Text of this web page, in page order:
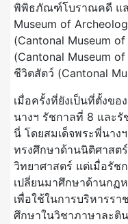
พิพิธภัณฑ์โบราณคดี แล
Museum of
(Cantonal Museum
(Cantonal Museum
ชีวิตสัตว์ (Cantonal
เมื่อครั้งที่ยังเป็นที่ตั้งข
นางฯ รัชกาลที่ 8 และรั
นี่ โดยสมเด็จพระพี่นาง
ทรงศึกษาด้านนิติศาสต
วิทยาศาสตร์ แต่เมื่อรัช
เปลี่ยนมาศึกษาด้านกฏ
เพื่อใช้ในการบริหารร
ศึกษาในวิชาภาษาละ